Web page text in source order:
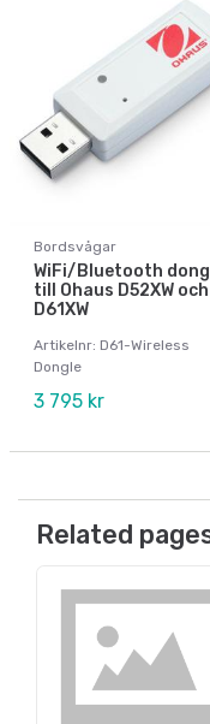
Bordsvågar
WiFi/Bluetooth
till Ohaus D52XW och
D61XW
Artikelnr: D61-Wireless
Dongle
3 795 kr
Related